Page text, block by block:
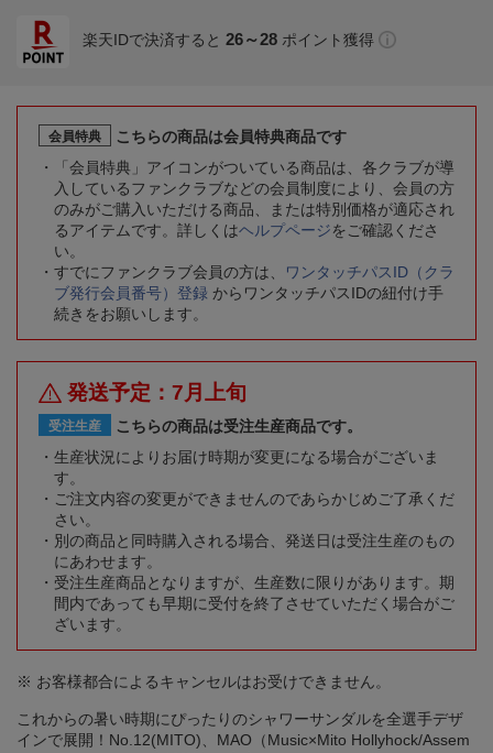
楽天IDで決済すると 26～28 ポイント獲得
会員特典
こちらの商品は会員特典商品です
「会員特典」アイコンがついている商品は、各クラブが導
入しているファンクラブなどの会員制度により、会員の方
のみがご購入いただける商品、または特別価格が適応され
るアイテムです。詳しくはヘルプページをご確認くださ
い。
すでにファンクラブ会員の方は、
ワンタッチパスID（クラ
ブ発行会員番号）登録 からワンタッチパスIDの紐付け手
続きをお願いします。
発送予定：7月上旬
受注生産
こちらの商品は受注生産商品です。
生産状況によりお届け時期が変更になる場合がございま
す。
ご注文内容の変更ができませんのであらかじめご了承くだ
さい。
別の商品と同時購入される場合、発送日は受注生産のもの
にあわせます。
受注生産商品となりますが、生産数に限りがあります。期
間内であっても早期に受付を終了させていただく場合がご
ざいます。
※ お客様都合によるキャンセルはお受けできません。
これからの暑い時期にぴったりのシャワーサンダルを全選手デザ
インで展開！No.12(MITO)、MAO（Music×Mito Hollyhock/Assem